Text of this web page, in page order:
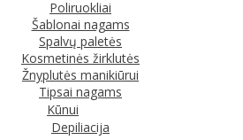
Poliruokliai
Šablonai nagams
Spalvų paletės
Kosmetinės žirklutės
Žnyplutės manikiūrui
Tipsai nagams
Kūnui
Depiliacija